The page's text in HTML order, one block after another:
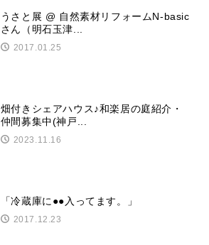
うさと展 @ 自然素材リフォームN-basic
さん（明石玉津...
2017.01.25
畑付きシェアハウス♪和楽居の庭紹介・
仲間募集中(神戸...
2023.11.16
「冷蔵庫に●●入ってます。」
2017.12.23